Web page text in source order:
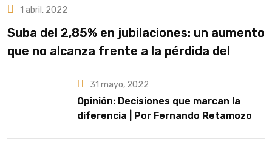
1 abril, 2022
Suba del 2,85% en jubilaciones: un aumento
que no alcanza frente a la pérdida del
31 mayo, 2022
Opinión: Decisiones que marcan la
diferencia | Por Fernando Retamozo